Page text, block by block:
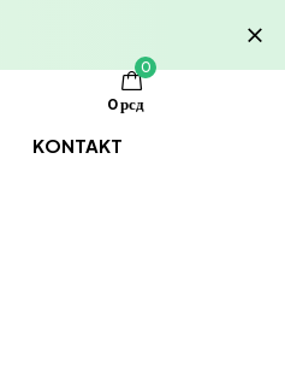
KONTAKT
0
0рсд